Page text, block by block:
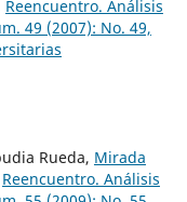
Reencuentro. Análisis
49 (2007): No. 49,
Rueda, Mirada
Reencuentro. Análisis